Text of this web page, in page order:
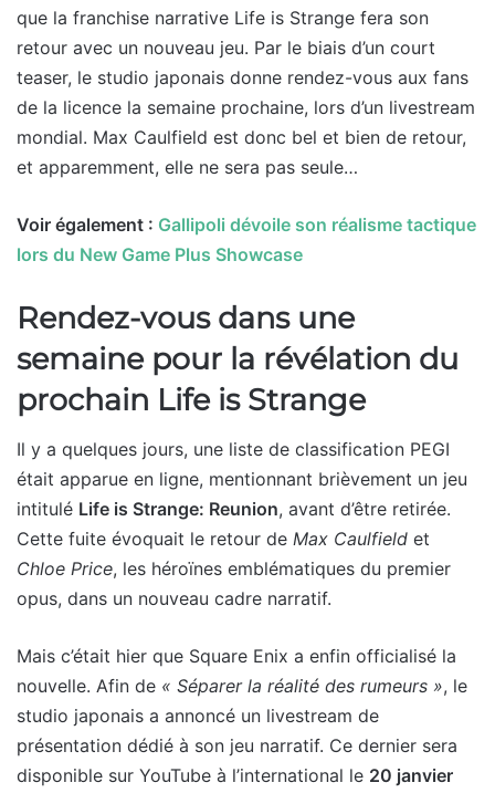
que la franchise narrative Life is Strange fera son
retour avec un nouveau jeu. Par le biais d’un court
teaser, le studio japonais donne rendez-vous aux fans
de la licence la semaine prochaine, lors d’un livestream
mondial. Max Caulfield est donc bel et bien de retour,
et apparemment, elle ne sera pas seule…
Voir également : Gallipoli dévoile son réalisme tactique
lors du New Game Plus Showcase
Rendez-vous dans une
semaine pour la révélation du
prochain Life is Strange
Il y a quelques jours, une liste de classification PEGI
était apparue en ligne, mentionnant brièvement un jeu
intitulé Life is Strange: Reunion, avant d’être retirée.
Cette fuite évoquait le retour de Max Caulfield et
Chloe Price, les héroïnes emblématiques du premier
opus, dans un nouveau cadre narratif.
Mais c’était hier que Square Enix a enfin officialisé la
nouvelle. Afin de « Séparer la réalité des rumeurs », le
studio japonais a annoncé un livestream de
présentation dédié à son jeu narratif. Ce dernier sera
disponible sur YouTube à l’international le 20 janvier